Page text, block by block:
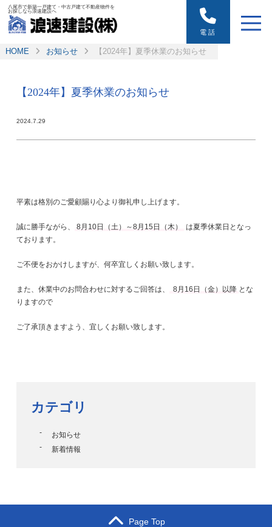
八尾市で新築一戸建て・中古戸建て不動産物件を
お探しなら浪速建設へ
電話
HOME お知らせ 【2024年】夏季休業のお知らせ
【2024年】夏季休業のお知らせ
2024.7.29
平素は格別のご愛顧賜り心より御礼申し上げます。
誠に勝手ながら、 8月10日（土）～8月15日（木）
は夏季休業日となっ
ております。
ご不便をおかけしますが、何卒宜しくお願い致します。
また、休業中のお問合わせに対するご回答は、 8月16日（金）以降 とな
りますので
ご了承頂きますよう、宜しくお願い致します。
カテゴリ
お知らせ
新着情報
Page Top